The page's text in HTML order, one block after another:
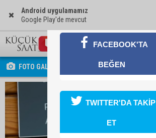
Android uygulamamız
Google Play'de mevcut
FOTO GALERİ
FACEBOOK'TA
BEĞEN
TWITTER'DA TAKİP
ET